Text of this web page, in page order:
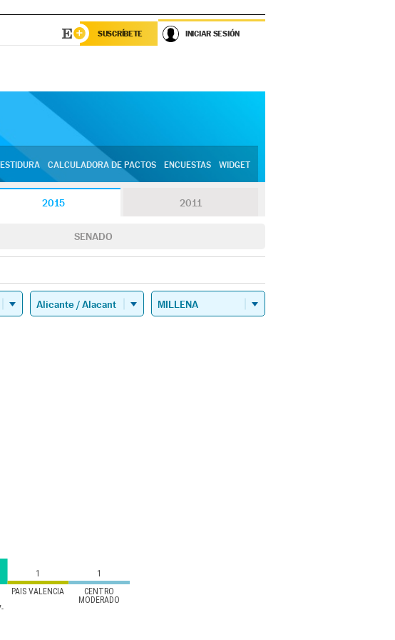
SUSCRÍBETE INICIAR SESIÓN
CALCULADORA DE PACTOS ENCUESTAS WIDGET
2015 2011
SENADO
PAÍS VALENCIÀ
CENTRO
MODERADO
1 1